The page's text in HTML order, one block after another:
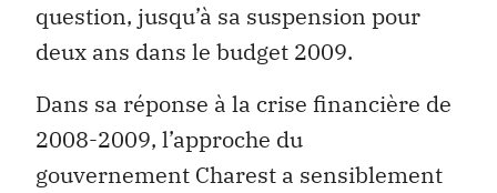
question, jusqu’à sa suspension pour
deux ans dans le budget 2009.
Dans sa réponse à la crise financière de
2008-2009, l’approche du
gouvernement Charest a sensiblement